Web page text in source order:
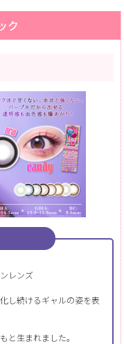
ク
レンズ
し続けるギャルの姿を表
と生まれました。